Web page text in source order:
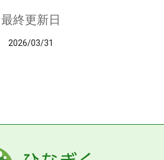
最終更新日
2026/03/31